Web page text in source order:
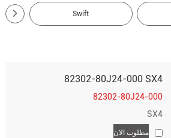
Swift
82302-80J24-000 SX4
82302-80J24-000
SX4
مطلوب الان